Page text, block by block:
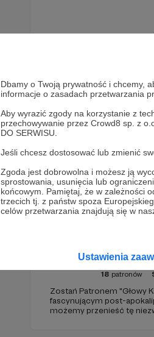
Dbamy o Twoją prywatność i chcemy,
informacje o zasadach przetwarzania
Aby wyrazić zgody na korzystanie z
przechowywanie przez Crowd8 sp. z
DO SERWISU.
Jeśli chcesz dostosować lub zmienić
Zgoda jest dobrowolna i możesz ją
sprostowania, usunięcia lub
końcowym. Pamiętaj, że w zależności
trzecich tj. z państw spoza
celów przetwarzania znajdują się w
Ustawienia
Promowani
18 patronów
​Zostań Patronem "Głowy
fascynującym post-
możemy przenieść tę